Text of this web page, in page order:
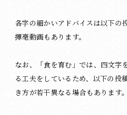
各字の細かいアドバイスは以下の
揮毫動画もあります。
なお、「食を育む」では、四文字
る工夫をしているため、以下の投
き方が若干異なる場合もあります。